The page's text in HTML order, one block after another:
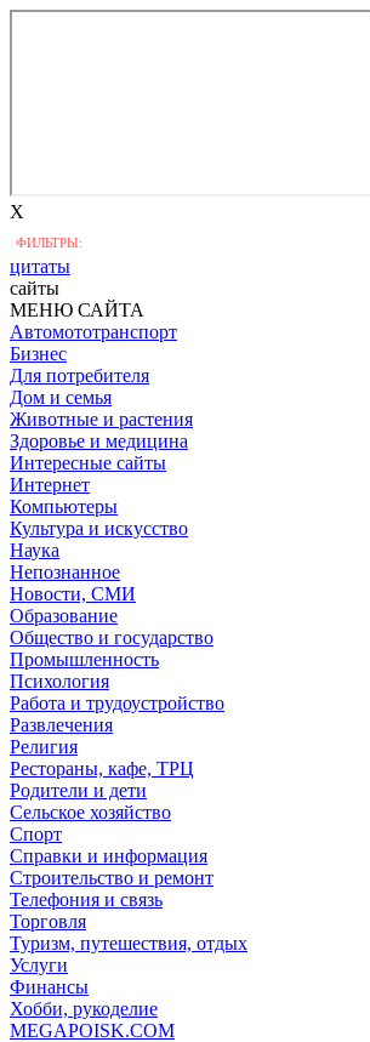
X
ФИЛЬТРЫ:
цитаты
сайты
МЕНЮ САЙТА
Автомототранспорт
Бизнес
Для потребителя
Дом и семья
Животные и растения
Здоровье и медицина
Интересные сайты
Интернет
Компьютеры
Культура и искусство
Наука
Непознанное
Новости, СМИ
Образование
Общество и государство
Промышленность
Психология
Работа и трудоустройство
Развлечения
Религия
Рестораны, кафе, ТРЦ
Родители и дети
Сельское хозяйство
Спорт
Справки и информация
Строительство и ремонт
Телефония и связь
Торговля
Туризм, путешествия, отдых
Услуги
Финансы
Хобби, рукоделие
MEGAPOISK.COM